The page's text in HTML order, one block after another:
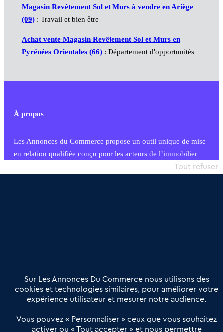
Magasin Revêtement Sol et Murs à vendre en Ariège
(09): Travail et bien être
Achat vente Magasin Revêtement Sol et Murs en
Pyrénées Orientales (66): Département d'opportunités
À propos
Les Annonces du Commerce propose un outil unique de mise
en relation qualifiée conçu pour les acteurs de l’immobilier
commercial et les collectivités territoriales, simple et intégrant
Offres Pro
Actualités
Qui sommes nous ?
Derniers articles
Sur Les Annonces Du Commerce nous utilisons des
cookies et technologies similaires, pour améliorer votre
expérience utilisateur et mesurer notre audience.
Vous pouvez « Personnaliser » ceux que vous souhaitez
activer ou « Tout accepter » et nous permettre
Tout refuser